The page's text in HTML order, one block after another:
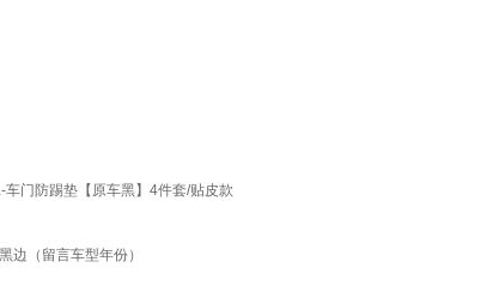
门防踢垫【原车黑】4件套/贴皮款
边（留言车型年份）